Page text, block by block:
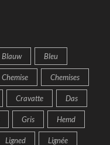
Blauw Bleu
Chemise Chemises
Cravatte Das
Gris Hemd
Ligned Lignée